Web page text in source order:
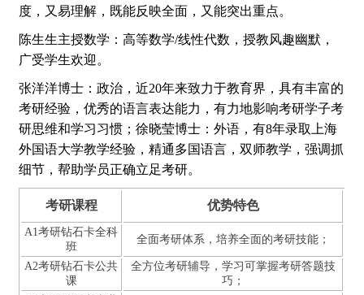
度，又易理解，既能反映全面，又能突出重点。
陈生生主授数学：高等数学/线性代数，授教风趣幽默，
广受学生欢迎。
张洋洋博士：政治，近20年来致力于教育界，具有丰富的
考研经验，优秀的语言表达能力，有力地影响考研学子考
研思维和学习习惯；徐晓莹博士：外语，有8年录取上海
外国语大学教学经验，精通多国语言，双师教学，强调抓
细节，帮助学员正确立足考研。
考研课程 优势特色
A1考研钻石卡全科
班
全面考研体系，培养全面的考研技能；
A2考研钻石卡公共
课
全方位考研辅导，学习可掌握考研答题技
巧；